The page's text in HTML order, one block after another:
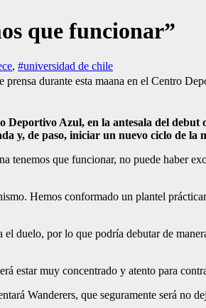
que funcionar”
, #universidad de chile
durante esta maana en el Centro
Deportivo Azul, en la antesala del
y, de paso, iniciar un nuevo ciclo de la
que funcionar, no puede haber
Hemos conformado un plantel
duelo, por lo que podría debutar de
estar muy concentrado y atento para
Wanderers, que seguramente será